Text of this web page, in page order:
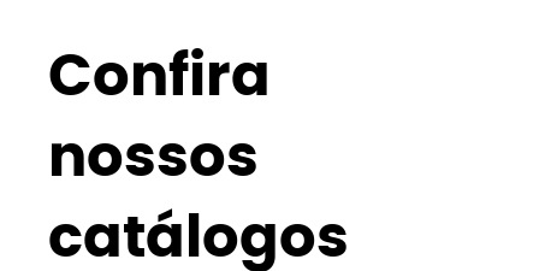
Confira
nossos
catálogos